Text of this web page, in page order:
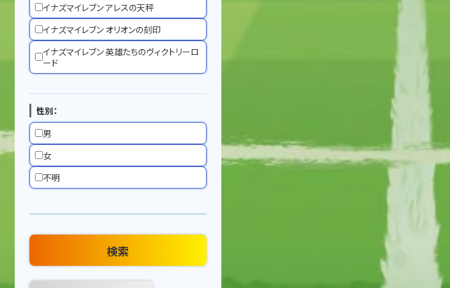
イナズマイレブン アレスの天秤
イナズマイレブン オリオンの刻印
イナズマイレブン 英雄たちのヴィクトリーロ
ード
性別：
男
女
不明
検索